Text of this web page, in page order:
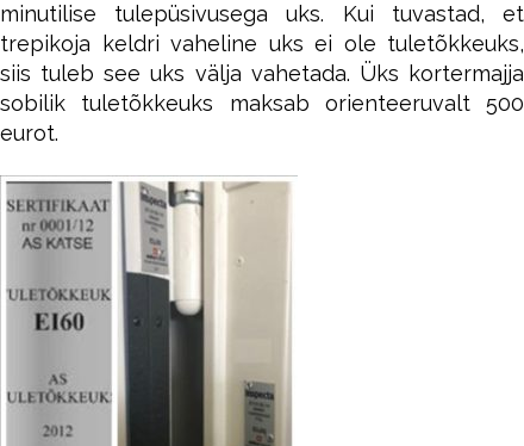
minutilise tulepüsivusega uks. Kui tuvastad, et
trepikoja keldri vaheline uks ei ole tuletõkkeuks,
siis tuleb see uks välja vahetada. Üks kortermajja
sobilik tuletõkkeuks maksab orienteeruvalt 500
eurot.